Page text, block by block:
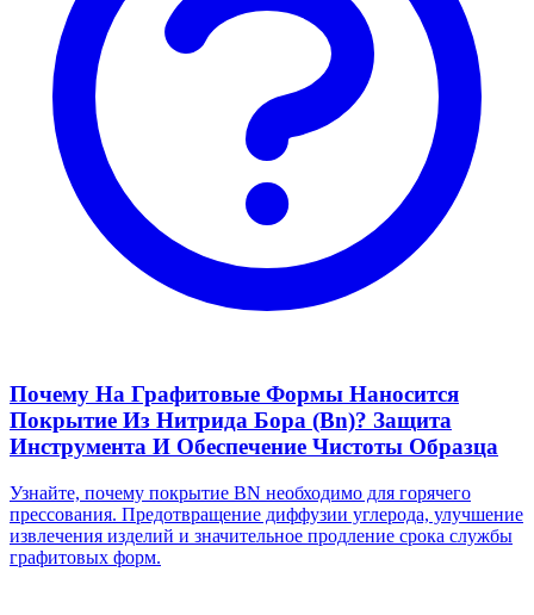
Почему На Графитовые Формы Наносится
Покрытие Из Нитрида Бора (Bn)? Защита
Инструмента И Обеспечение Чистоты Образца
Узнайте, почему покрытие BN необходимо для горячего
прессования. Предотвращение диффузии углерода, улучшение
извлечения изделий и значительное продление срока службы
графитовых форм.